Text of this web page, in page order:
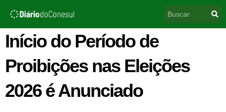
para
conteúdo
Início do Período de
Proibições nas Eleições
2026 é Anunciado